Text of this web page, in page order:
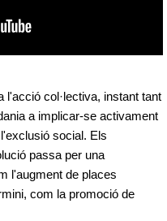
l'acció col·lectiva, instant tant
a implicar-se activament
social. Els
passa per una
l'augment de places
com la promoció de